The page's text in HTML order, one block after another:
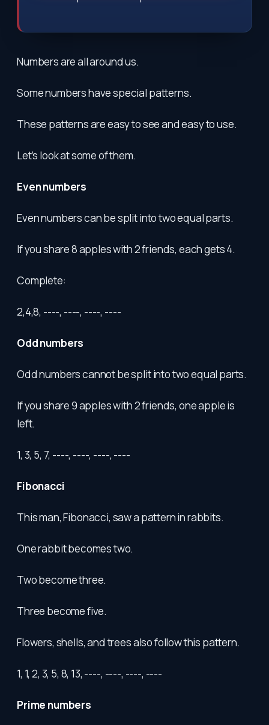
Numbers are all around us.
Some numbers have special patterns.
These patterns are easy to see and easy to use.
Let’s look at some of them.
Even numbers
Even numbers can be split into two equal parts.
If you share 8 apples with 2 friends, each gets 4.
Complete:
2,4,8, ----, ----, ----, ----
Odd numbers
Odd numbers cannot be split into two equal parts.
If you share 9 apples with 2 friends, one apple is
left.
1, 3, 5, 7, ----, ----, ----, ----
Fibonacci
This man, Fibonacci, saw a pattern in rabbits.
One rabbit becomes two.
Two become three.
Three become five.
Flowers, shells, and trees also follow this pattern.
1, 1, 2, 3, 5, 8, 13, ----, ----, ----, ----
Prime numbers